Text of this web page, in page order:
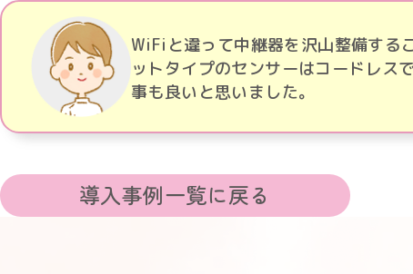
WiFiと違って中継器を沢山整備する
ットタイプのセンサーはコードレス
事も良いと思いました。
導入事例一覧に戻る